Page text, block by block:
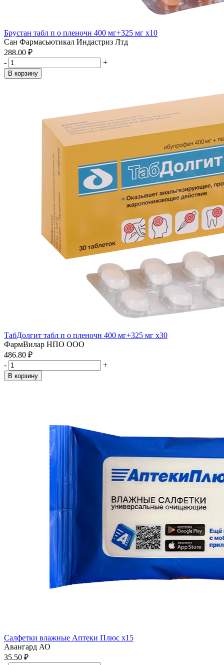
Брустан табл п о пленочн 400 мг+325 мг x10
Сан Фармасьютикал Индастриз Лтд
288.00 ₽
-
+
В корзину
ТабДолгит табл п о пленочн 400 мг+325 мг x30
ФармВилар НПО ООО
486.80 ₽
-
+
В корзину
Салфетки влажные Аптеки Плюс x15
Авангард АО
35.50 ₽